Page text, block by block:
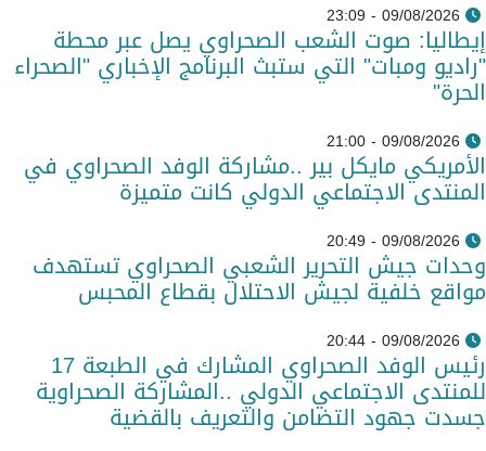
09/08/2026 - 23:09
إيطاليا: صوت الشعب الصحراوي يصل عبر محطة
"راديو ومبات" التي ستبث البرنامج الإخباري "الصحراء
الحرة"
09/08/2026 - 21:00
الأمريكي مايكل بير ..مشاركة الوفد الصحراوي في
المنتدى الاجتماعي الدولي كانت متميزة
09/08/2026 - 20:49
وحدات جيش التحرير الشعبي الصحراوي تستهدف
مواقع خلفية لجيش الاحتلال بقطاع المحبس
09/08/2026 - 20:44
رئيس الوفد الصحراوي المشارك في الطبعة 17
للمنتدى الاجتماعي الدولي ..المشاركة الصحراوية
جسدت جهود التضامن والتعريف بالقضية